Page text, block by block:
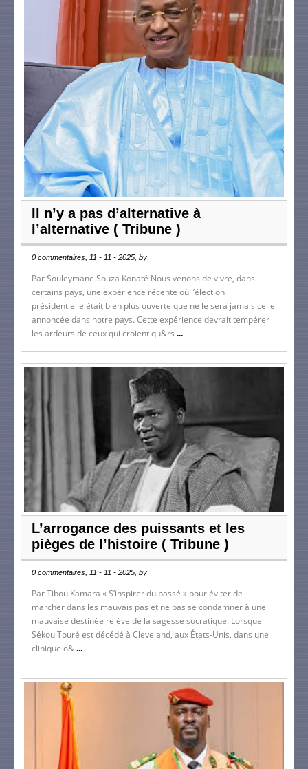
Il n’y a pas d’alternative à
l’alternative ( Tribune )
0 commentaires, 11 - 11 - 2025, by
Par Souleymane Souza Konaté Nous venons de vivre, dans
certains pays, une expérience récente où l’élection
présidentielle était bien plus ouverte que ne le sera jamais celle
annoncée dans notre pays. Cette expérience devrait tempérer
les ardeurs de ceux qui croient qu&rs ...
L’arrogance des puissants et les
pièges de l’histoire ( Tribune )
0 commentaires, 11 - 11 - 2025, by
Par Tibou Kamara « S’inspirer du passé » pour éviter de
marcher dans les mauvais pas et ne pas se condamner à une
mauvaise destinée relève de la sagesse socratique. Lorsque
Sékou Touré est décédé à Cleveland, aux États-Unis, dans une
clinique o&...